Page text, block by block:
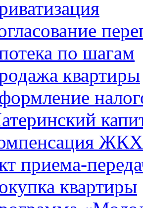
по шагам
квартиры
ЖКХ
приема-
квартиры